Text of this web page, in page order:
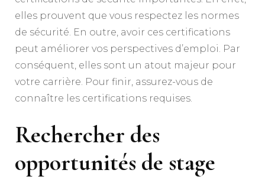
elles prouvent que vous respectez les normes
de sécurité. En outre, avoir ces certifications
peut améliorer vos perspectives d’emploi. Par
conséquent, elles sont un atout majeur pour
votre carrière. Pour finir, assurez-vous de
connaître les certifications requises.
Rechercher des
opportunités de stage